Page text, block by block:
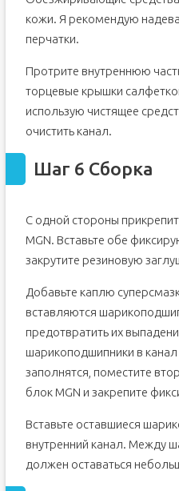
кожи. Я рекомендую
перчатки.
Протрите внутреннюю
торцевые крышки
использую чистящее
очистить канал.
Шаг 6 Сборка
С одной стороны
MGN. Вставьте обе
закрутите резиновую
Добавьте каплю
вставляются
предотвратить их
шарикоподшипники в
заполнятся, поместите
блок MGN и закрепите
Вставьте оставшиеся
внутренний канал. Между
должен оставаться